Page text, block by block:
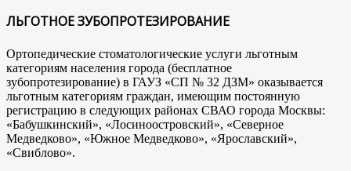
ЛЬГОТНОЕ ЗУБОПРОТЕЗИРОВАНИЕ
Ортопедические стоматологические услуги льготным
категориям населения города (бесплатное
зубопротезирование) в ГАУЗ «СП № 32 ДЗМ» оказывается
льготным категориям граждан, имеющим постоянную
регистрацию в следующих районах СВАО города Москвы:
«Бабушкинский», «Лосиноостровский», «Северное
Медведково», «Южное Медведково», «Ярославский»,
«Свиблово».